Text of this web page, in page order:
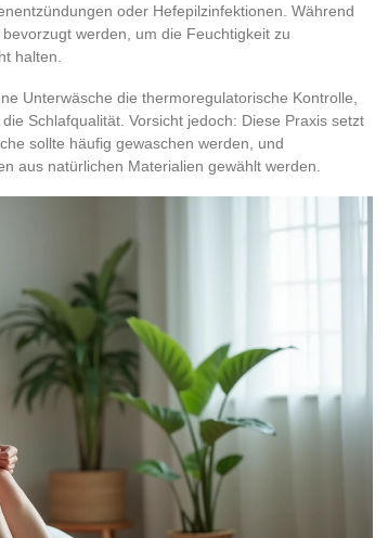
oder Hefepilzinfektionen. Während
werden, um die Feuchtigkeit zu
halten.
Unterwäsche die thermoregulatorische Kontrolle,
Schlafqualität. Vorsicht jedoch: Diese Praxis setzt
sollte häufig gewaschen werden, und
aus natürlichen Materialien gewählt werden.